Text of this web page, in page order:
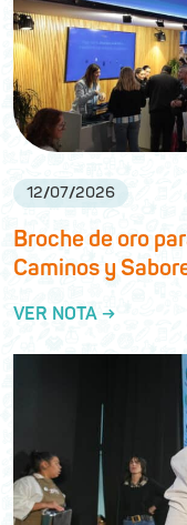
12/07/2026
Broche de oro
Caminos y
VER NOTA →